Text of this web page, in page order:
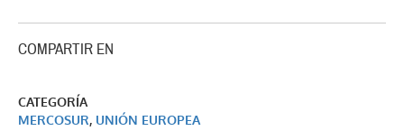
COMPARTIR EN
CATEGORÍA
MERCOSUR, UNIÓN EUROPEA